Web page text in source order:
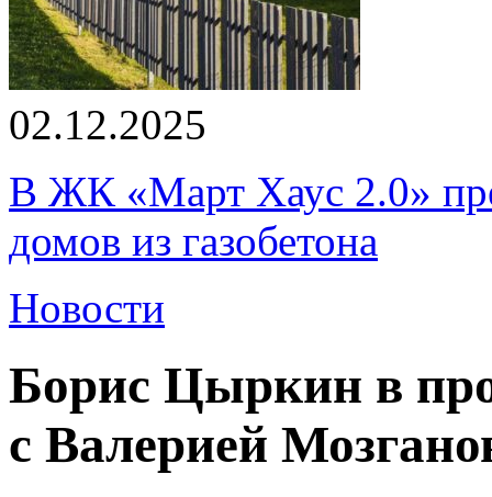
02.12.2025
В ЖК «Март Хаус 2.0»
домов из газобетона
Новости
Борис Цыркин в
с Валерией